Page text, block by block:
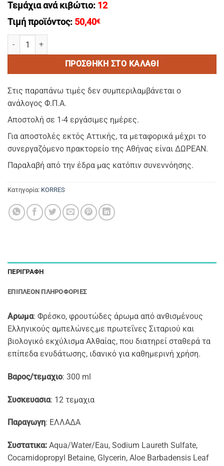
Τεμάχια ανά κιβώτιο: 12
Τιμή προϊόντος: 50,40€
KORRES -Shampoo/Σαμπουαν EΠΑΝΑΓΕΜΙΖΟΜΕΝΟ 300ml με
ΠΡΟΣΘΉΚΗ ΣΤΟ ΚΑΛΆΘΙ
Στις παραπάνω τιμές δεν συμπεριλαμβάνεται ο
ανάλογος Φ.Π.Α.
Αποστολή σε 1-4 εργάσιμες ημέρες.
Για αποστολές εκτός Αττικής, τα μεταφορικά μέχρι το
συνεργαζόμενο πρακτορείο της Αθήνας είναι ΔΩΡΕΑΝ.
Παραλαβή από την έδρα μας κατόπιν συνεννόησης.
Κατηγορία: KORRES
ΠΕΡΙΓΡΑΦΉ
ΕΠΙΠΛΈΟΝ ΠΛΗΡΟΦΟΡΊΕΣ
Αρωμα: Φρέσκο, φρουτώδες άρωμα από ανθισμένους
Ελληνικούς αμπελώνες,με πρωτεΐνες Σιταριού και
βιολογικό εκχύλισμα Αλθαίας, που διατηρεί σταθερά τα
επίπεδα ενυδάτωσης, ιδανικό για καθημερινή χρήση.
Βαρος/τεμαχιο: 300 ml
Συσκευασια: 12 τεμαχια
Παραγωγη: ΕΛΛΑΔΑ
Συστατικα: Aqua/Water/Eau, Sodium Laureth Sulfate,
Cocamidopropyl Betaine, Glycerin, Aloe Barbadensis Leaf